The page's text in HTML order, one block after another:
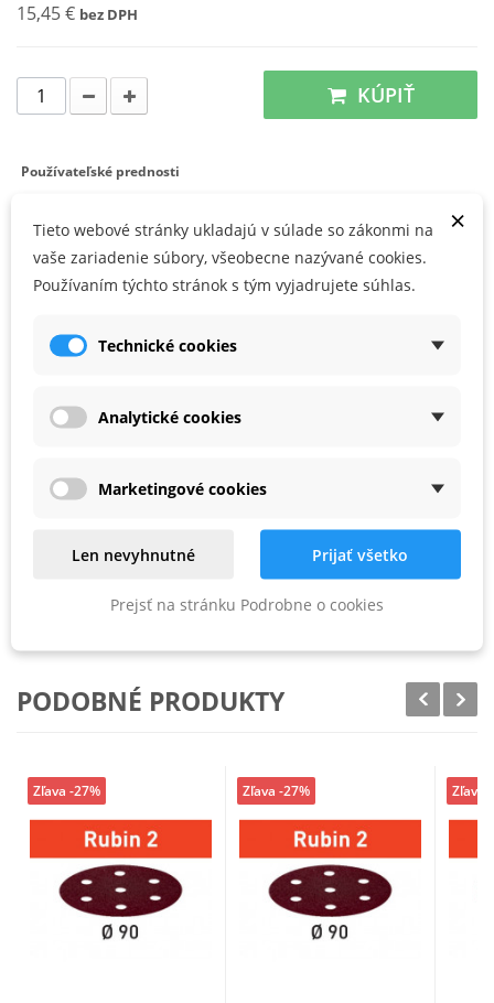
15,45 € bez DPH
KÚPIŤ
Používateľské prednosti
Vysokovýkonné brusivo na drevený materiál
Prípravné práce spojené s brúsením pred lakovaním alebo
olejovaním u stolárov, maliarov a pre drevársky a nábytkársky
Vhodné pre
PARAMETRE PRODUKTU
P220
PODOBNÉ PRODUKTY
Zľava -27% Zľava -27% Zľava
×
Tieto webové stránky ukladajú v súlade so zákonmi na
vaše zariadenie súbory, všeobecne nazývané cookies.
Používaním týchto stránok s tým vyjadrujete súhlas.
Technické cookies
Analytické cookies
Marketingové cookies
Len nevyhnutné Prijať všetko
Prejsť na stránku Podrobne o cookies